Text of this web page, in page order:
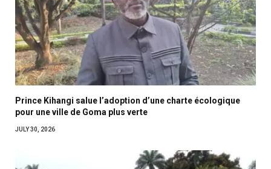
Prince Kihangi salue l’adoption d’une charte écologique
pour une ville de Goma plus verte
JULY 30, 2026